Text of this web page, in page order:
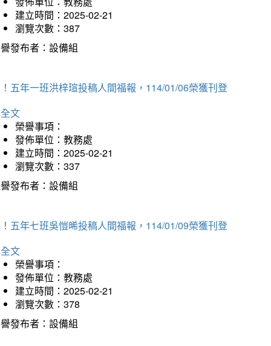
建立時間：2025-02-21
瀏覽次數：387
發布者：設備組
五年一班洪梓瑄投稿人間福報，114/01/06榮獲刊登
文
榮譽事項：
發佈單位：教務處
建立時間：2025-02-21
瀏覽次數：337
發布者：設備組
五年七班吳愷晞投稿人間福報，114/01/09榮獲刊登
文
榮譽事項：
發佈單位：教務處
建立時間：2025-02-21
瀏覽次數：378
發布者：設備組